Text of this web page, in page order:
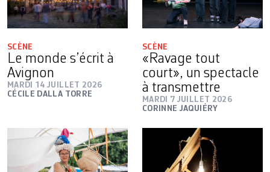
SCÈNE
Le monde s’écrit à
Avignon
MARDI 14 JUILLET 2026
CÉCILE DALLA TORRE
SCÈNE
«Ravage tout
court», un spectacle
à transmettre
MARDI 7 JUILLET 2026
CORINNE JAQUIÉRY